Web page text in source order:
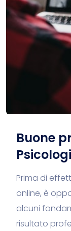
Buone
Prima di
online, è
alcuni
risultato